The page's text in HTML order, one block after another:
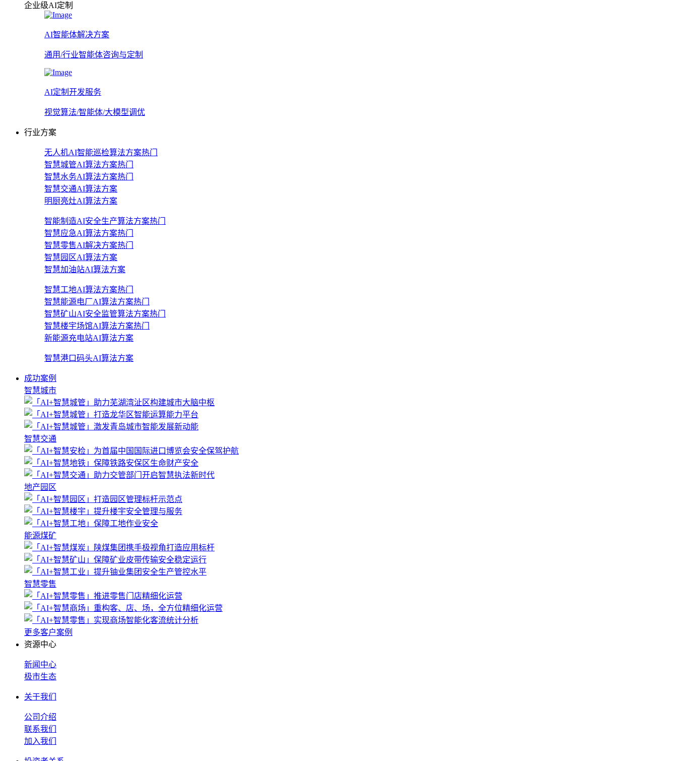
企业级AI定制
AI智能体解决方案
通用/行业智能体咨询与定制
AI定制开发服务
视觉算法/智能体/大模型调优
行业方案
无人机AI智能巡检算法方案热门
智慧城管AI算法方案热门
智慧水务AI算法方案热门
智慧交通AI算法方案
明厨亮灶AI算法方案
智能制造AI安全生产算法方案热门
智慧应急AI算法方案热门
智慧零售AI解决方案热门
智慧园区AI算法方案
智慧加油站AI算法方案
智慧工地AI算法方案热门
智慧能源电厂AI算法方案热门
智慧矿山AI安全监管算法方案热门
智慧楼宇场馆AI算法方案热门
新能源充电站AI算法方案
智慧港口码头AI算法方案
成功案例
智慧城市
智慧交通
地产园区
能源煤矿
智慧零售
更多客户案例
资源中心
新闻中心
极市生态
关于我们
公司介绍
联系我们
加入我们